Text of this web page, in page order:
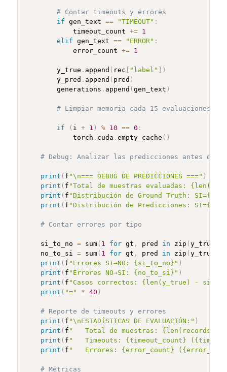
# Contar timeouts y errores
if gen_text == "TIMEOUT" :
            timeout_count
+=
1
elif gen_text == "ERROR" :
            error_count
+= 1
        y_true
. append ( rec [ "label" ] )
        y_pred
. append ( pred )
        generations
. append (gen_text )
# Limpiar memoria cada 15 evaluaciones
if ( i + 1 ) % 10 == 0 :
            torch
. cuda . empty_cache ( )
# Debug: Analizar las predicciones antes de
print ( f "\n=== DEBUG DE PREDICCIONES ===" )
print ( f "Total de muestras evaluadas:
print ( f "Distribución de Ground Truth:
print ( f "Distribución de Predicciones:
# Contar errores por tipo
    si_to_no
= sum( 1 for gt , pred in zip (y_true
    no_to_si
= sum( 1 for gt , pred in zip (y_true
print ( f "Errores SI→NO: {si_to_no}" )
print ( f "Errores NO→SI: {no_to_si}" )
print ( f "Casos correctos: {len(y_true) -
print ( "=" * 40 )
# Reporte de timeouts y errores
print ( f "\nESTADÍSTICAS DE EVALUACIÓN:" )
print ( f "   Total de muestras: {len(records)}"
print ( f "   Timeouts: {timeout_count}
print ( f "   Errores: {error_count}
# Métricas